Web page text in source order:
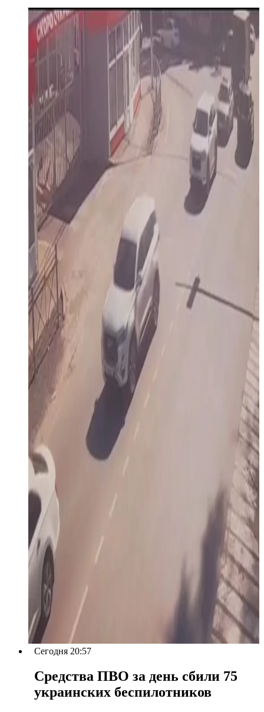
Сегодня 20:57
Средства ПВО за день сбили 75
украинских беспилотников